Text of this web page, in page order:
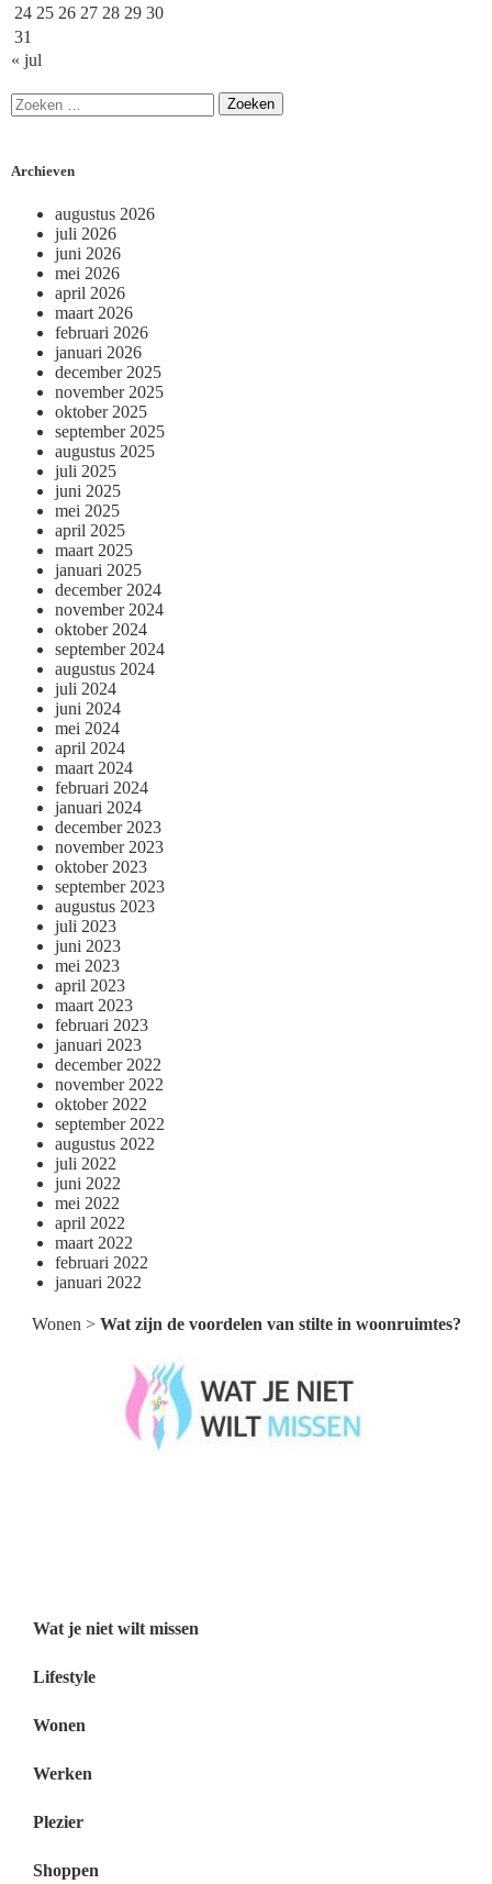
24 25 26 27 28 29 30
31
« jul
Archieven
augustus 2026
juli 2026
juni 2026
mei 2026
april 2026
maart 2026
februari 2026
januari 2026
december 2025
november 2025
oktober 2025
september 2025
augustus 2025
juli 2025
juni 2025
mei 2025
april 2025
maart 2025
januari 2025
december 2024
november 2024
oktober 2024
september 2024
augustus 2024
juli 2024
juni 2024
mei 2024
april 2024
maart 2024
februari 2024
januari 2024
december 2023
november 2023
oktober 2023
september 2023
augustus 2023
juli 2023
juni 2023
mei 2023
april 2023
maart 2023
februari 2023
januari 2023
december 2022
november 2022
oktober 2022
september 2022
augustus 2022
juli 2022
juni 2022
mei 2022
april 2022
maart 2022
februari 2022
januari 2022
Wonen > Wat zijn de voordelen van stilte in woonruimtes?
Wat je niet wilt missen
Lifestyle
Wonen
Werken
Plezier
Shoppen